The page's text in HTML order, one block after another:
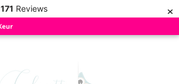
171 Reviews ×